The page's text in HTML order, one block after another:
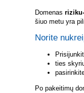
Domenas
šiuo metu yra
Norite
ties
Po pakeitimų